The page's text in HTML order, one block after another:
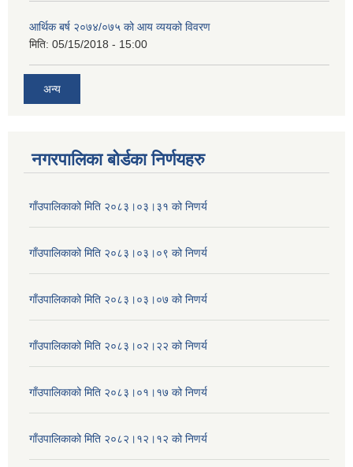
आर्थिक बर्ष २०७४/०७५ को आय व्ययको विवरण
मिति: 05/15/2018 - 15:00
अन्य
नगरपालिका बोर्डका निर्णयहरु
गाँउपालिकाको मिति २०८३।०३।३१ को निणर्य
गाँउपालिकाको मिति २०८३।०३।०९ को निणर्य
गाँउपालिकाको मिति २०८३।०३।०७ को निणर्य
गाँउपालिकाको मिति २०८३।०२।२२ को निणर्य
गाँउपालिकाको मिति २०८३।०१।१७ को निणर्य
गाँउपालिकाको मिति २०८२।१२।१२ को निणर्य